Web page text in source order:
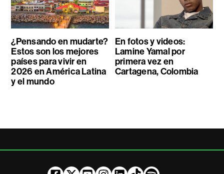
¿Pensando en mudarte?
Estos son los mejores
países para vivir en
2026 en América Latina
y el mundo
En fotos y videos:
Lamine Yamal por
primera vez en
Cartagena, Colombia